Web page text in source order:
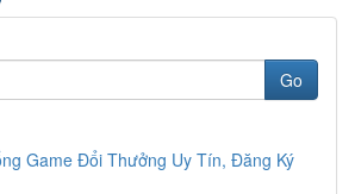
Go
Game Đổi Thưởng Uy Tín, Đăng Ký